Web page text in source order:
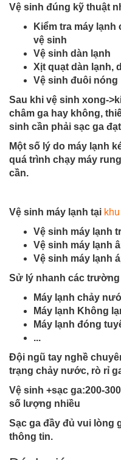
Vệ sinh đúng kỹ thuật
Kiểm tra máy
vệ sinh
Vệ sinh dàn lạnh
Xịt quạt dàn lạnh,
Vệ sinh đuôi nóng
Sau khi vệ sinh xong-
châm ga hay không,
sinh cần phải sạc ga
Một số lý do máy lạnh
quá trình chạy máy
cần.
Vệ sinh máy lạnh tại
Vệ sinh máy lạnh
Vệ sinh máy lạnh
Vệ sinh máy lạnh
Sử lý nhanh các
Máy lạnh chảy
Máy lạnh Không
Máy lạnh đóng
...
Đội ngũ tay nghề
trạng chảy nước, rò rỉ
Vệ sinh +sạc ga:200-
số lượng nhiều
Sạc ga đầy đủ vui lòng
thông tin.